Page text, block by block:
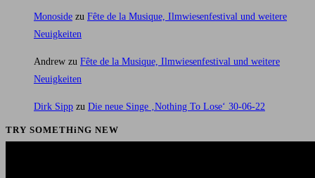
Monoside zu Fête de la Musique, Ilmwiesenfestival und weitere
Neuigkeiten
Andrew zu Fête de la Musique, Ilmwiesenfestival und weitere
Neuigkeiten
Dirk Sipp zu Die neue Singe ‚Nothing To Lose‘ 30-06-22
TRY SOMETHiNG NEW